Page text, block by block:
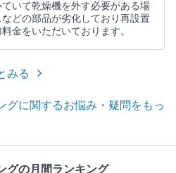
いて乾燥機を外す必要がある場
どの部品が劣化しており再設置
金をいただいております。
みる
グに関するお悩み・疑問をもっ
グの月間ランキング